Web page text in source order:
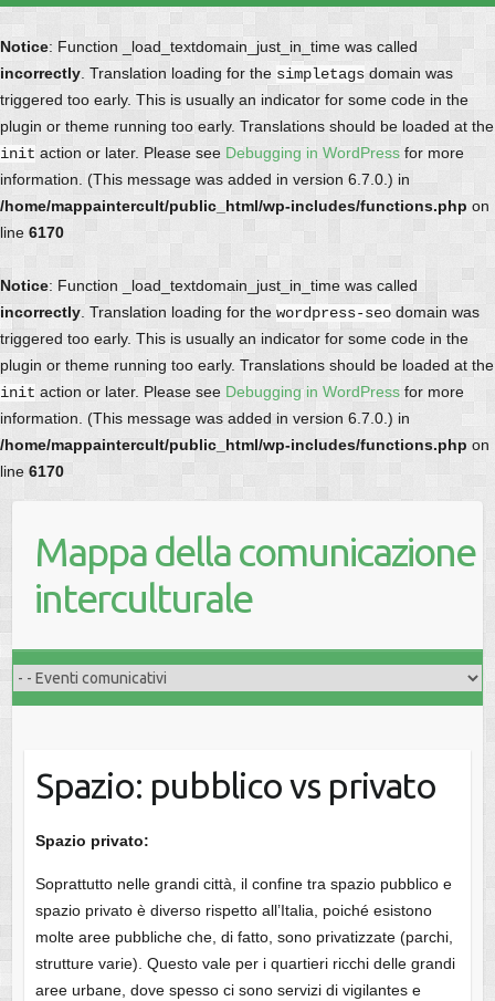
Notice: Function _load_textdomain_just_in_time was called
incorrectly . Translation loading for the simpletags domain was
triggered too early. This is usually an indicator for some code in the
plugin or theme running too early. Translations should be loaded at the
init action or later. Please see Debugging in WordPress for more
information. (This message was added in version 6.7.0.) in
/home/mappaintercult/public_html/wp-includes/functions.php on
line 6170
Notice: Function _load_textdomain_just_in_time was called
incorrectly . Translation loading for the wordpress-seo domain was
triggered too early. This is usually an indicator for some code in the
plugin or theme running too early. Translations should be loaded at the
init action or later. Please see Debugging in WordPress for more
information. (This message was added in version 6.7.0.) in
/home/mappaintercult/public_html/wp-includes/functions.php on
line 6170
Mappa della comunicazione
interculturale
Spazio: pubblico vs privato
Spazio privato:
Soprattutto nelle grandi città, il confine tra spazio pubblico e
spazio privato è diverso rispetto all’Italia, poiché esistono
molte aree pubbliche che, di fatto, sono privatizzate (parchi,
strutture varie). Questo vale per i quartieri ricchi delle grandi
aree urbane, dove spesso ci sono servizi di vigilantes e